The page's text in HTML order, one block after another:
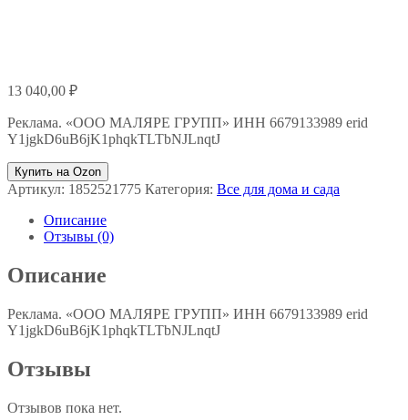
13 040,00 ₽
Реклама. «ООО МАЛЯРЕ ГРУПП» ИНН 6679133989 erid
Y1jgkD6uB6jK1phqkTLTbNJLnqtJ
Купить на Ozon
Артикул: 1852521775 Категория: Все для дома и сада
Описание
Отзывы (0)
Описание
Реклама. «ООО МАЛЯРЕ ГРУПП» ИНН 6679133989 erid
Y1jgkD6uB6jK1phqkTLTbNJLnqtJ
Отзывы
Отзывов пока нет.